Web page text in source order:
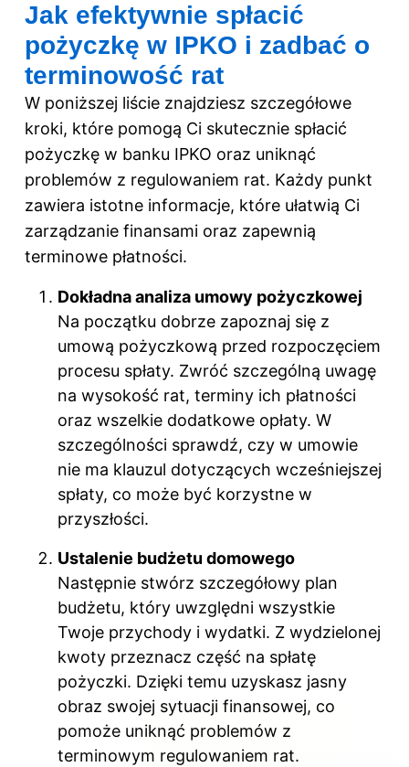
Jak efektywnie spłacić
pożyczkę w IPKO i zadbać o
terminowość rat
W poniższej liście znajdziesz szczegółowe
kroki, które pomogą Ci skutecznie spłacić
pożyczkę w banku IPKO oraz uniknąć
problemów z regulowaniem rat. Każdy punkt
zawiera istotne informacje, które ułatwią Ci
zarządzanie finansami oraz zapewnią
terminowe płatności.
Dokładna analiza umowy pożyczkowej
Na początku dobrze zapoznaj się z
umową pożyczkową przed rozpoczęciem
procesu spłaty. Zwróć szczególną uwagę
na wysokość rat, terminy ich płatności
oraz wszelkie dodatkowe opłaty. W
szczególności sprawdź, czy w umowie
nie ma klauzul dotyczących wcześniejszej
spłaty, co może być korzystne w
przyszłości.
Ustalenie budżetu domowego
Następnie stwórz szczegółowy plan
budżetu, który uwzględni wszystkie
Twoje przychody i wydatki. Z wydzielonej
kwoty przeznacz część na spłatę
pożyczki. Dzięki temu uzyskasz jasny
obraz swojej sytuacji finansowej, co
pomoże uniknąć problemów z
terminowym regulowaniem rat.